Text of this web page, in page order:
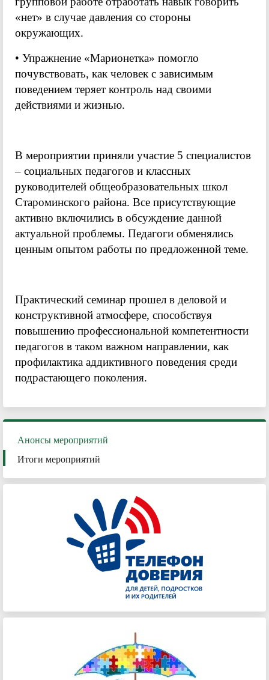
«нет» в случае давления со стороны
окружающих.
• Упражнение «Марионетка» помогло
почувствовать, как человек с зависимым
поведением теряет контроль над своими
действиями и жизнью.
В мероприятии приняли участие 5 специалистов
– социальных педагогов и классных
руководителей общеобразовательных школ
Староминского района. Все присутствующие
активно включились в обсуждение данной
актуальной проблемы. Педагоги обменялись
ценным опытом работы по предложенной теме.
Практический семинар прошел в деловой и
конструктивной атмосфере, способствуя
повышению профессиональной компетентности
педагогов в таком важном направлении, как
профилактика аддиктивного поведения среди
подрастающего поколения.
Анонсы мероприятий
Итоги мероприятий